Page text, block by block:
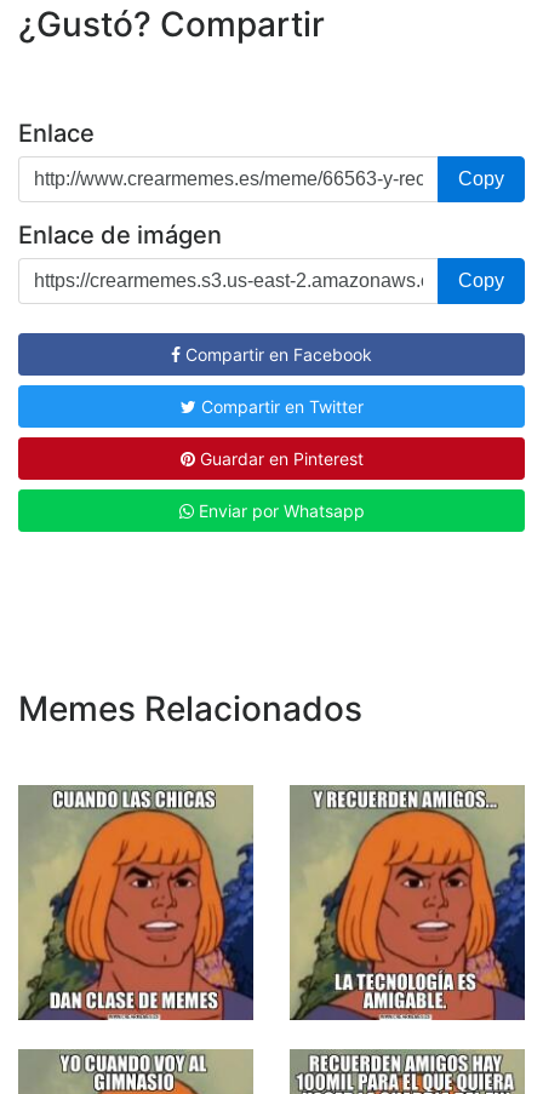
¿Gustó? Compartir
Enlace
Copy
Enlace de imágen
Copy
Compartir en Facebook
Compartir en Twitter
Guardar en Pinterest
Enviar por Whatsapp
Memes Relacionados